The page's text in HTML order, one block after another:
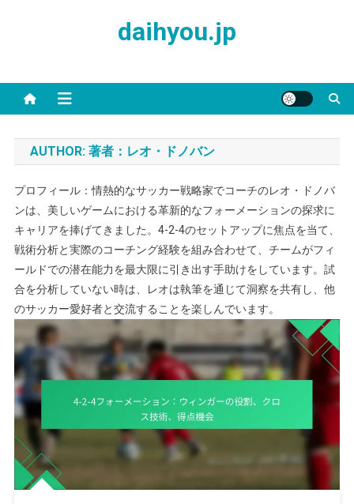
daihyou.jp
AUTHOR: 著者：レオ・ドノバン
プロフィール：情熱的なサッカー戦略家でコーチのレオ・ドノバ
ンは、美しいゲームにおける革新的なフォーメーションの探求に
キャリアを捧げてきました。4-2-4のセットアップに焦点を当て、
戦術分析と実際のコーチング経験を組み合わせて、チームがフィ
ールドでの潜在能力を最大限に引き出す手助けをしています。試
合を分析していない時は、レオは執筆を通じて洞察を共有し、他
のサッカー愛好者と交流することを楽しんでいます。